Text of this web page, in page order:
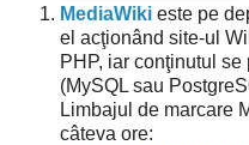
MediaWiki este pe
el acţionând site-ul
PHP, iar conţinutul
(MySQL sau
Limbajul de marcare
câteva ore: